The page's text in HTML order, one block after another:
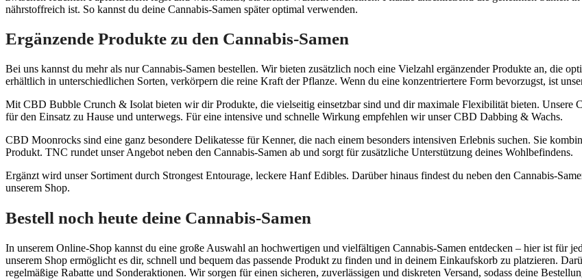
nährstoffreich ist. So kannst du deine Cannabis-Samen später optimal verwenden.
Ergänzende Produkte zu den Cannabis-Samen
Bei uns kannst du mehr als nur Cannabis-Samen bestellen. Wir bieten zusätzlich noch eine Vielzahl ergänzender Produkte an, die
erhältlich in unterschiedlichen Sorten, verkörpern die reine Kraft der Pflanze. Wenn du eine konzentriertere Form bevorzugst, ist
Mit CBD Bubble Crunch & Isolat bieten wir dir Produkte, die vielseitig einsetzbar sind und dir maximale Flexibilität bieten. Unsere
für den Einsatz zu Hause und unterwegs. Für eine intensive und schnelle Wirkung empfehlen wir unser CBD Dabbing & Wachs.
CBD Moonrocks sind eine ganz besondere Delikatesse für Kenner, die nach einem besonders intensiven Erlebnis suchen. Sie
Produkt. TNC rundet unser Angebot neben den Cannabis-Samen ab und sorgt für zusätzliche Unterstützung deines Wohlbefindens.
Ergänzt wird unser Sortiment durch Strongest Entourage, leckere Hanf Edibles. Darüber hinaus findest du neben den Cannabis-
unserem Shop.
Bestell noch heute deine Cannabis-Samen
In unserem Online-Shop kannst du eine große Auswahl an hochwertigen und vielfältigen Cannabis-Samen entdecken – hier ist für
unserem Shop ermöglicht es dir, schnell und bequem das passende Produkt zu finden und in deinem Einkaufskorb zu platzieren.
regelmäßige Rabatte und Sonderaktionen. Wir sorgen für einen sicheren, zuverlässigen und diskreten Versand, sodass deine